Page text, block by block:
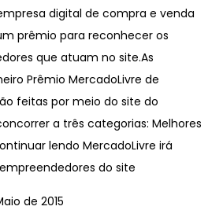
digital de compra e venda
prêmio para reconhecer os
que atuam no site.As
Prêmio MercadoLivre de
feitas por meio do site do
a três categorias: Melhores
lendo MercadoLivre irá
do site
de 2015